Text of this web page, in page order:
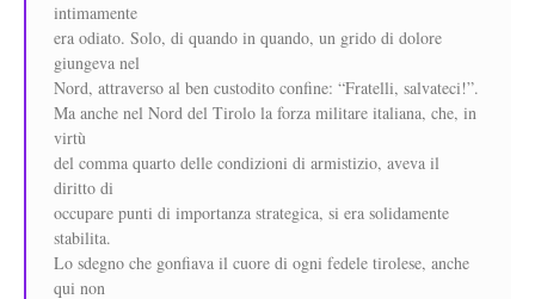
intimamente
era odiato. Solo, di quando in quando, un grido di dolore
giungeva nel
Nord, attraverso al ben custodito confine: “Fratelli, salvateci!”.
Ma anche nel Nord del Tirolo la forza militare italiana, che, in
virtù
del comma quarto delle condizioni di armistizio, aveva il
diritto di
occupare punti di importanza strategica, si era solidamente
stabilita.
Lo sdegno che gonfiava il cuore di ogni fedele tirolese, anche
qui non